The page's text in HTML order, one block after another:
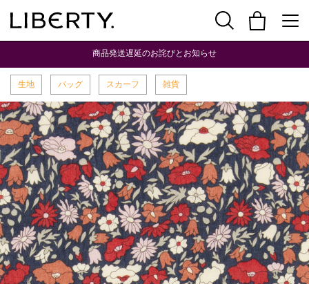
商品発送遅延のお詫びとお知らせ
生地 バッグ スカーフ 雑貨